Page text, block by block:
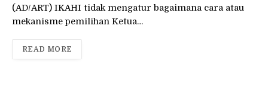
(AD/ART) IKAHI tidak mengatur bagaimana cara atau
mekanisme pemilihan Ketua…
READ MORE